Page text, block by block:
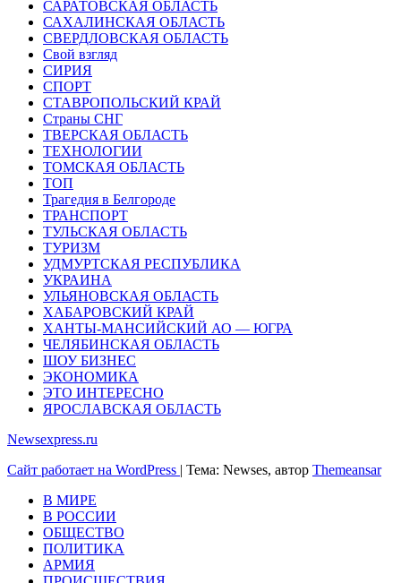
САРАТОВСКАЯ ОБЛАСТЬ
САХАЛИНСКАЯ ОБЛАСТЬ
СВЕРДЛОВСКАЯ ОБЛАСТЬ
Свой взгляд
СИРИЯ
СПОРТ
СТАВРОПОЛЬСКИЙ КРАЙ
Страны СНГ
ТВЕРСКАЯ ОБЛАСТЬ
ТЕХНОЛОГИИ
ТОМСКАЯ ОБЛАСТЬ
ТОП
Трагедия в Белгороде
ТРАНСПОРТ
ТУЛЬСКАЯ ОБЛАСТЬ
ТУРИЗМ
УДМУРТСКАЯ РЕСПУБЛИКА
УКРАИНА
УЛЬЯНОВСКАЯ ОБЛАСТЬ
ХАБАРОВСКИЙ КРАЙ
ХАНТЫ-МАНСИЙСКИЙ АО — ЮГРА
ЧЕЛЯБИНСКАЯ ОБЛАСТЬ
ШОУ БИЗНЕС
ЭКОНОМИКА
ЭТО ИНТЕРЕСНО
ЯРОСЛАВСКАЯ ОБЛАСТЬ
Newsexpress.ru
Сайт работает на WordPress | Тема: Newses, автор Themeansar
В МИРЕ
В РОССИИ
ОБЩЕСТВО
ПОЛИТИКА
АРМИЯ